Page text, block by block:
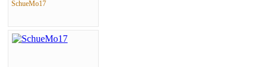
SchueMo17